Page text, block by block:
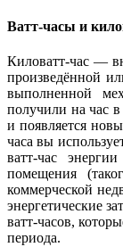
Ватт-часы и
Киловатт-час —
произведённой
выполненной
получили на час
и появляется
часа вы
ватт-час
помещения
коммерческой
энергетические
ватт-часов,
периода.